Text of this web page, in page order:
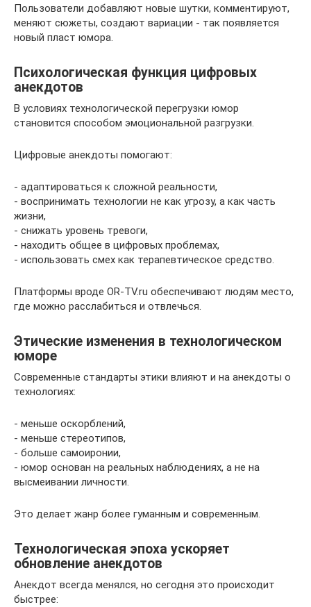
Пользователи добавляют новые шутки, комментируют,
меняют сюжеты, создают вариации - так появляется
новый пласт юмора.
Психологическая функция цифровых
анекдотов
В условиях технологической перегрузки юмор
становится способом эмоциональной разгрузки.
Цифровые анекдоты помогают:
- адаптироваться к сложной реальности,
- воспринимать технологии не как угрозу, а как часть
жизни,
- снижать уровень тревоги,
- находить общее в цифровых проблемах,
- использовать смех как терапевтическое средство.
Платформы вроде OR-TV.ru обеспечивают людям место,
где можно расслабиться и отвлечься.
Этические изменения в технологическом
юморе
Современные стандарты этики влияют и на анекдоты о
технологиях:
- меньше оскорблений,
- меньше стереотипов,
- больше самоиронии,
- юмор основан на реальных наблюдениях, а не на
высмеивании личности.
Это делает жанр более гуманным и современным.
Технологическая эпоха ускоряет
обновление анекдотов
Анекдот всегда менялся, но сегодня это происходит
быстрее: